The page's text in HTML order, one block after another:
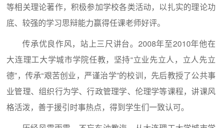
等相关理论著作，积极参加学校各类活动，以扎实的理论功
底、较强的学习思辩能力赢得任课老师好评。
传承优良作风，站上三尺讲台。2008年至2010年他在
大连理工大学城市学院任教，坚持“立业先立人，立人先立
德”，传承“艰苦创业，严谨治学”的校训，先后教授了公共事
业管理、组织行为学、行政管理学、伦理学等课程，讲课风
格活泼，善于援引时事热点，得到学生们一致认可。